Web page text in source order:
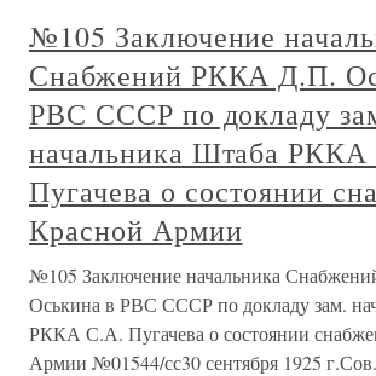
№105 Заключение
Снабжений РККА Д.П.
РВС СССР по докладу
начальника Штаба
Пугачева о состоянии
Красной Армии
№105 Заключение начальника
Оськина в РВС СССР по докладу зам.
РККА С.А. Пугачева о состоянии
Армии №01544/сс30 сентября 1925